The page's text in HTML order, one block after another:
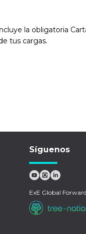
la obligatoria
tus cargas.
Síguenos
ExE Global